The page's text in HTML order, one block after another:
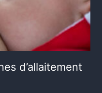
d’allaitement